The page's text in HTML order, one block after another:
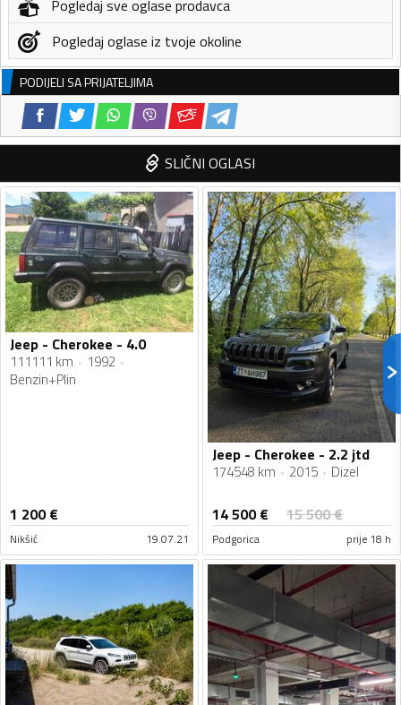
Pogledaj sve oglase prodavca
Pogledaj oglase iz tvoje okoline
PODIJELI SA PRIJATELJIMA
SLIČNI OGLASI
Jeep - Cherokee - 4.0
111111 km
1992
Benzin+Plin
1 200€
Nikšić 19.07.21
Jeep - Cherokee - 2.2 jtd
174548 km 2015 Dizel
14 500€ 15 500€
Podgorica prije 18 h